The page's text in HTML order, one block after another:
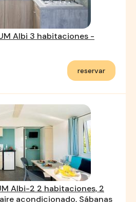
Albi 3 habitaciones -
reservar
Albi-2 2 habitaciones, 2
acondicionado, Sábanas